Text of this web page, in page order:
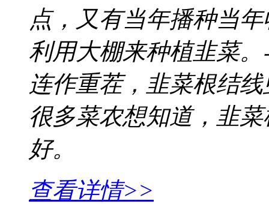
点，又有当年播种当
利用大棚来种植韭菜
连作重茬，韭菜根结
很多菜农想知道，韭
好。
查看详情>>